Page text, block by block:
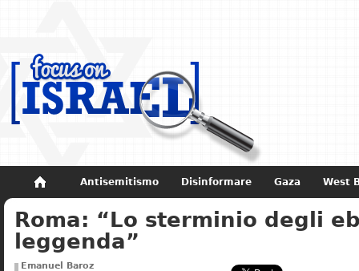
Antisemitismo Disinformare Gaza West
Non dimenticare Storia di Israele
Roma: “Lo sterminio degli
leggenda”
Emanuel Baroz